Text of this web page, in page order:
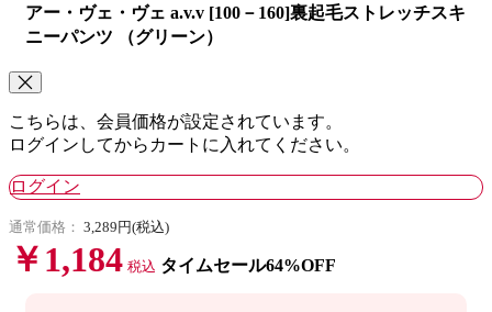
アー・ヴェ・ヴェ a.v.v [100－160]裏起毛ストレッチスキ
ニーパンツ （グリーン）
こちらは、会員価格が設定されています。
ログインしてからカートに入れてください。
ログイン
通常価格： 3,289円(税込)
￥1,184 税込 タイムセール64%OFF